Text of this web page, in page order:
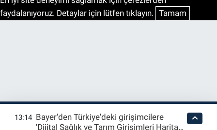
faydalanıyoruz. Detaylar için lütfen tıklayın. Tamam
13:14 Bayer'den Türkiye'deki girişimcilere
'Dijital Sağlık ve Tarım Girişimleri Haritası'